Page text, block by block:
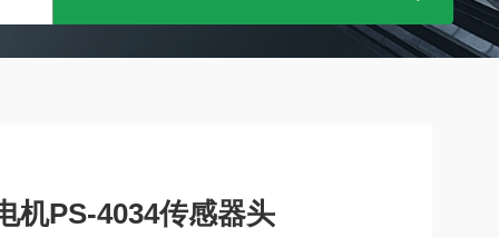
机PS-4034传感器头